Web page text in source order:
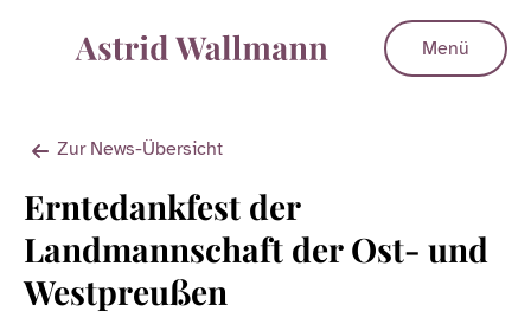
Menü
Zur News-Übersicht
Erntedankfest der
Landmannschaft der Ost- und
Westpreußen